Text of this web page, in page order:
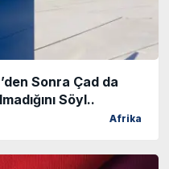
Sonra Çad da
Söyl..
Afrika